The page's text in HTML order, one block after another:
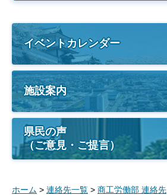
イベントカレンダー
施設案内
県民の声
（ご意見・ご提言）
ホーム > 連絡先一覧 > 商工労働部 連絡先